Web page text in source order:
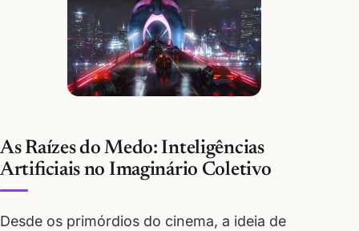
As Raízes do Medo: Inteligências
Artificiais no Imaginário Coletivo
Desde os primórdios do cinema, a ideia de